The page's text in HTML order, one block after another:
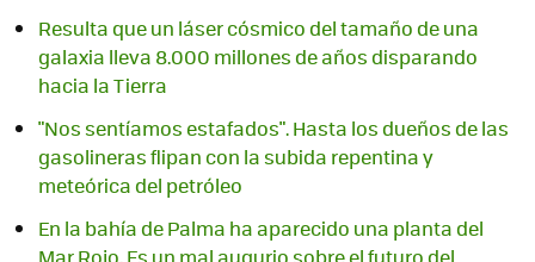
Resulta que un láser cósmico del tamaño de una
galaxia lleva 8.000 millones de años disparando
hacia la Tierra
"Nos sentíamos estafados". Hasta los dueños de las
gasolineras flipan con la subida repentina y
meteórica del petróleo
En la bahía de Palma ha aparecido una planta del
Mar Rojo. Es un mal augurio sobre el futuro del